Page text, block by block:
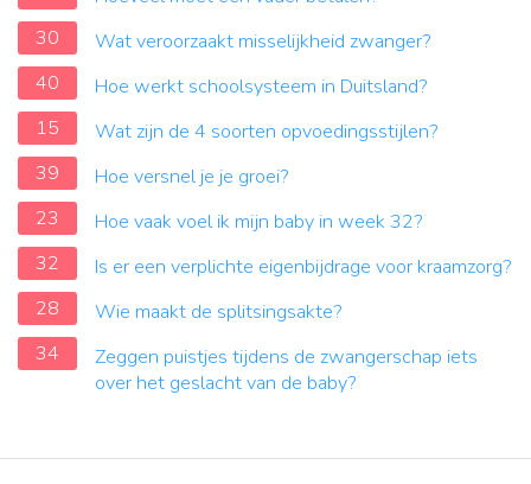
30
Wat veroorzaakt misselijkheid zwanger?
40
Hoe werkt schoolsysteem in Duitsland?
15
Wat zijn de 4 soorten opvoedingsstijlen?
39
Hoe versnel je je groei?
23
Hoe vaak voel ik mijn baby in week 32?
32
Is er een verplichte eigenbijdrage voor kraamzorg?
28
Wie maakt de splitsingsakte?
34
Zeggen puistjes tijdens de zwangerschap iets
over het geslacht van de baby?